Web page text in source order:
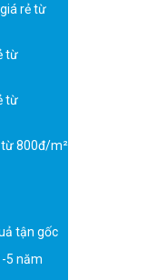
rẻ từ
từ
từ
từ 800đ/m²
tận gốc
5 năm